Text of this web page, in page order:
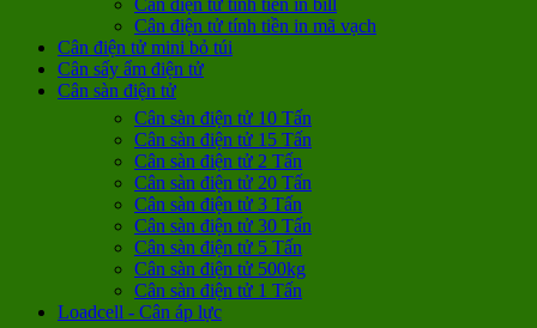
Cân điện tử tính tiền in bill
Cân điện tử tính tiền in mã vạch
Cân điện tử mini bỏ túi
Cân sấy ẩm điện tử
Cân sàn điện tử
Cân sàn điện tử 10 Tấn
Cân sàn điện tử 15 Tấn
Cân sàn điện tử 2 Tấn
Cân sàn điện tử 20 Tấn
Cân sàn điện tử 3 Tấn
Cân sàn điện tử 30 Tấn
Cân sàn điện tử 5 Tấn
Cân sàn điện tử 500kg
Cân sàn điện tử 1 Tấn
Loadcell - Cân áp lực